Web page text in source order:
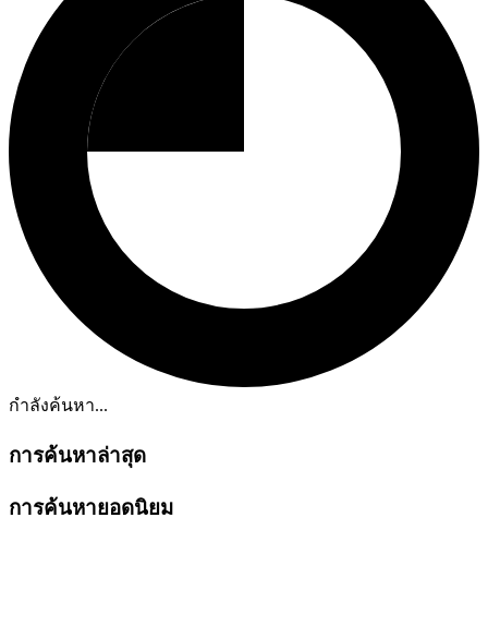
กำลังค้นหา...
การค้นหาล่าสุด
การค้นหายอดนิยม